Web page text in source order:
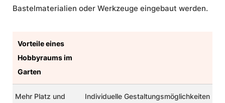
Bastelmaterialien oder Werkzeuge eingebaut werden.
Vorteile eines
Hobbyraums im
Garten
Mehr Platz und
Individuelle Gestaltungsmöglichkeiten